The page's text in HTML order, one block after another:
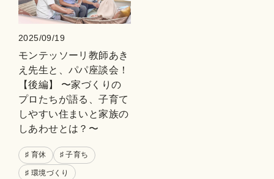
2025/09/19
モンテッソーリ教師あき
え先生と、パパ座談会！
【後編】 〜家づくりの
プロたちが語る、子育て
しやすい住まいと家族の
しあわせとは？〜
♯ 育休 ♯ 子育ち
♯ 環境づくり